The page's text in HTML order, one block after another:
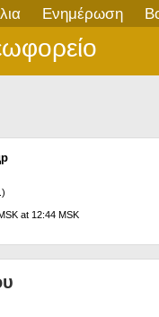
Ενημέρωση
at 12:44 MSK